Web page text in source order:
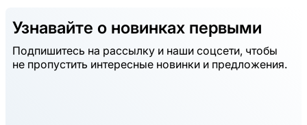
Узнавайте о новинках первыми
Подпишитесь на рассылку и наши соцсети, чтобы
не пропустить интересные новинки и предложения.